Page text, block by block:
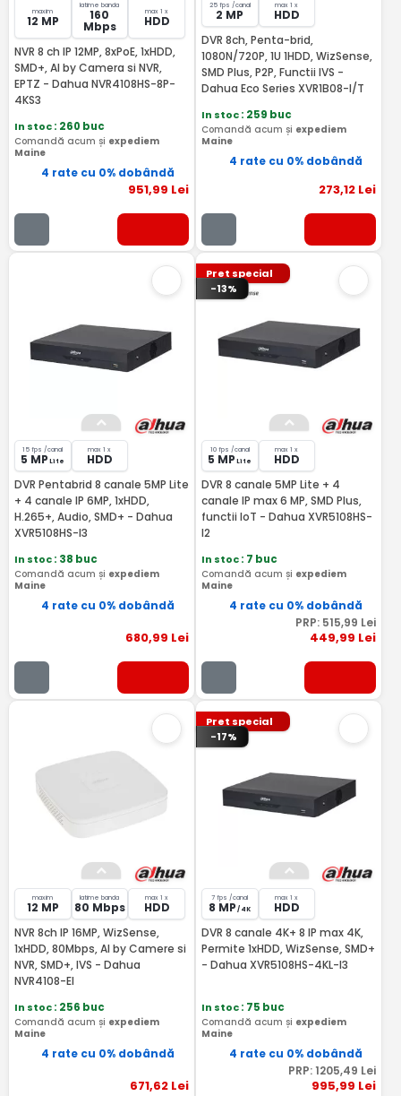
maxim
12 MP
latime banda
160
Mbps
max 1 x
HDD
NVR 8 ch IP 12MP, 8xPoE, 1xHDD,
SMD+, AI by Camera si NVR,
EPTZ - Dahua NVR4108HS-8P-
4KS3
In stoc: 260 buc
Comandă acum și expediem
Maine
4 rate cu 0% dobândă
951,99 Lei
25 fps /canal
2 MP
max 1 x
HDD
DVR 8ch, Penta-brid,
1080N/720P, 1U 1HDD, WizSense,
SMD Plus, P2P, Functii IVS -
Dahua Eco Series XVR1B08-I/T
In stoc: 259 buc
Comandă acum și expediem
Maine
4 rate cu 0% dobândă
273,12 Lei
15 fps /canal
5 MP Lite
max 1 x
HDD
DVR Pentabrid 8 canale 5MP Lite
+ 4 canale IP 6MP, 1xHDD,
H.265+, Audio, SMD+ - Dahua
XVR5108HS-I3
In stoc: 38 buc
Comandă acum și expediem
Maine
4 rate cu 0% dobândă
680,99 Lei
Pret special
-13%
10 fps /canal
5 MP Lite
max 1 x
HDD
DVR 8 canale 5MP Lite + 4
canale IP max 6 MP, SMD Plus,
functii IoT - Dahua XVR5108HS-
I2
In stoc: 7 buc
Comandă acum și expediem
Maine
4 rate cu 0% dobândă
PRP: 515,99 Lei
449,99 Lei
maxim
12 MP
latime banda
80 Mbps
max 1 x
HDD
NVR 8ch IP 16MP, WizSense,
1xHDD, 80Mbps, AI by Camere si
NVR, SMD+, IVS - Dahua
NVR4108-EI
In stoc: 256 buc
Comandă acum și expediem
Maine
4 rate cu 0% dobândă
671,62Lei
Pret special
-17%
7 fps /canal
8 MP / 4K
max 1 x
HDD
DVR 8 canale 4K+ 8 IP max 4K,
Permite 1xHDD, WizSense, SMD+
- Dahua XVR5108HS-4KL-I3
In stoc: 75 buc
Comandă acum și expediem
Maine
4 rate cu 0% dobândă
PRP: 1205,49 Lei
995,99 Lei